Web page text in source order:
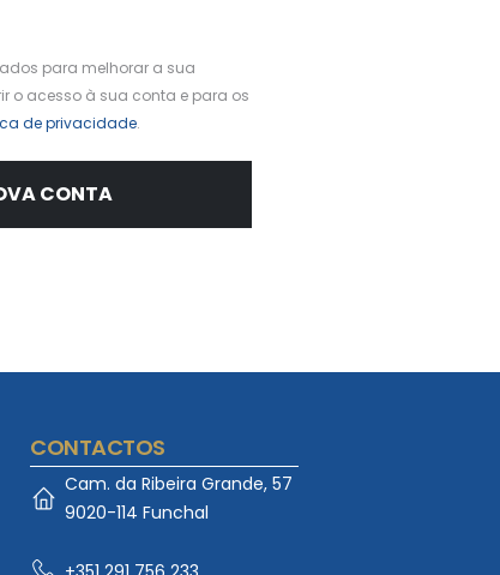
para melhorar a sua
o acesso à sua conta e para os
de privacidade.
CONTA
CONTACTOS
Cam. da Ribeira Grande, 57
9020-114 Funchal